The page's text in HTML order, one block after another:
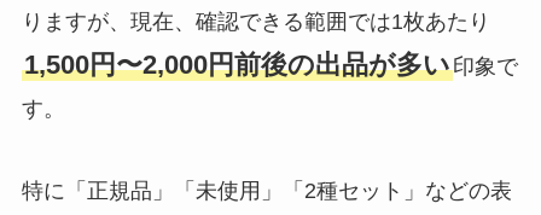
りますが、現在、確認できる範囲では1枚あたり
1,500円〜2,000円前後の出品が多い印象で
す。
特に「正規品」「未使用」「2種セット」などの表